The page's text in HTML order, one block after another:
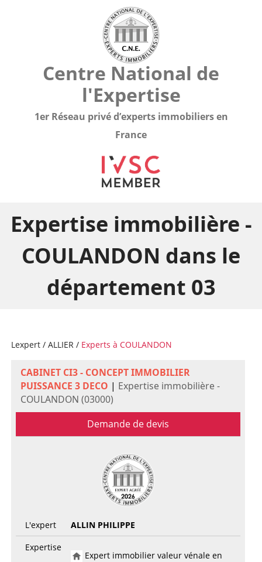
Centre National de
l'Expertise
1er Réseau privé d’experts immobiliers en
France
Expertise immobilière -
COULANDON dans le
département 03
Lexpert/ ALLIER/ Experts à COULANDON
CABINET CI3 - CONCEPT IMMOBILIER
PUISSANCE 3 DECO | Expertise immobilière -
COULANDON (03000)
Demande de devis
L'expert
ALLIN PHILIPPE
Expertise
Expert immobilier valeur vénale en